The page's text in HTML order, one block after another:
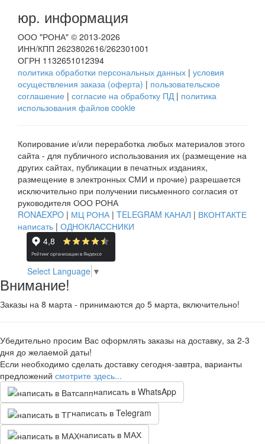
юр. информация
ООО "РОНА" © 2013-2026
ИНН/КПП 2623802616/262301001
ОГРН 1132651012394
политика обработки персональных данных | условия
осуществления заказа (оферта) | пользовательское
соглашение | согласие на обработку ПД | политика
использования файлов cookie
Копирование и/или переработка любых материалов этого
сайта - для публичного использования их (размещение на
других сайтах, публикации в печатных изданиях,
размещение в электронных СМИ и прочие) разрешается
исключительно при получении письменного согласия от
руководителя ООО РОНА
RONAEXPO | МЦ РОНА | TELEGRAM КАНАЛ | ВКОНТАКТЕ
написать | ОДНОКЛАССНИКИ
Select Language ▼
Внимание!
Заказы на 8 марта - принимаются до 5 марта, включительно!
Убедительно просим Вас оформлять заказы на доставку, за 2-3
дня до желаемой даты!
Если необходимо сделать доставку сегодня-завтра, варианты
предложений смотрите здесь...
написать в WhatsApp
написать в Telegram
написать в МАХ